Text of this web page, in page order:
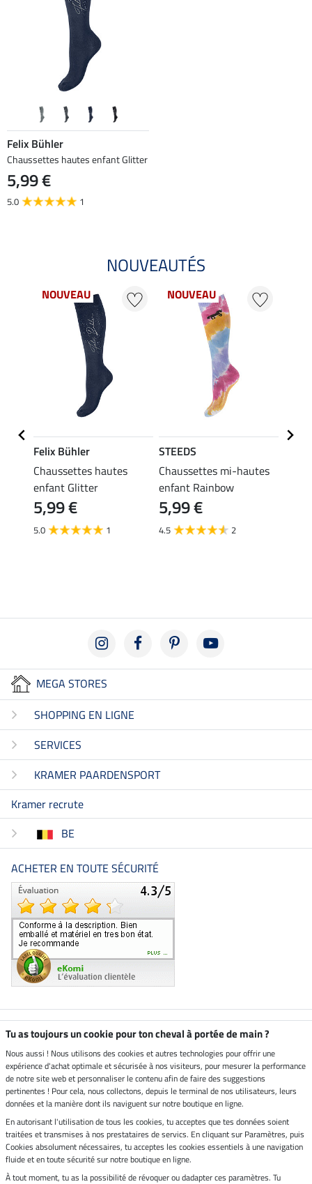
Felix Bühler
Chaussettes hautes enfant Glitter
5,99 €
5.0 1
NOUVEAUTÉS
NOUVEAU
Felix Bühler
Chaussettes hautes
enfant Glitter
5,99 €
5.0 1
NOUVEAU
STEEDS
Chaussettes mi-hautes
enfant Rainbow
5,99 €
4.5 2
MEGA STORES
SHOPPING EN LIGNE
SERVICES
KRAMER PAARDENSPORT
Kramer recrute
BE
ACHETER EN TOUTE SÉCURITÉ
Boutique climatiquement
Livraison par
Paiement sécurisé
Tu as toujours un cookie pour ton cheval à portée de main ?
Nous aussi ! Nous utilisons des cookies et autres technologies pour offrir une
expérience d'achat optimale et sécurisée à nos visiteurs, pour mesurer la performance
de notre site web et personnaliser le contenu afin de faire des suggestions
pertinentes ! Pour cela, nous collectons, depuis le terminal de nos utilisateurs, leurs
données et la manière dont ils naviguent sur notre boutique en ligne.
En autorisant l'utilisation de tous les cookies, tu acceptes que tes données soient
traitées et transmises à nos prestataires de servics. En cliquant sur Paramètres, puis
Cookies absolument nécessaires, tu acceptes les cookies essentiels à une navigation
fluide et en toute sécurité sur notre boutique en ligne.
À tout moment, tu as la possibilité de révoquer ou dadapter ces paramètres. Tu